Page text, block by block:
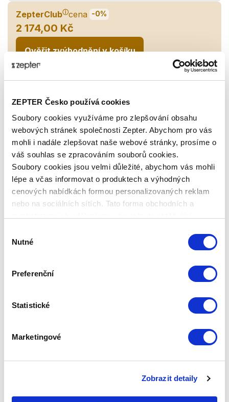
ZEPTER Česko používá cookies
Soubory cookies využíváme pro zlepšování obsahu
webových stránek společnosti Zepter. Abychom pro vás
mohli i nadále zlepšovat naše webové stránky, prosíme o
váš souhlas se zpracováním souborů cookies.
Soubory cookies jsou velmi důležité, abychom vás mohli
lépe a včas informovat o produktech a výhodných
cenových nabídkách formou personalizovaných reklam
nebo na sociálních sítích. Tato forma obchodních a
souhlasu
Nutné
Preferenční
Statistické
Marketingové
Zobrazit detaily
ZepterClubⓘcena -0%
2 174,00 Kč
Ověřit zvýhodnění v košíku
lišit dle aktuálního stavu skladových zásob.
Sdílejte:
Popis produktu
Mikrofiltr, THERAPY AIR a THERAPY AIR PLUS
Mikrofiltr pro čističky vzduchu Therapy Air a Therapy
Air Plus zachycuje mechanické nečistoty do vel. 0,04
Více o produktu